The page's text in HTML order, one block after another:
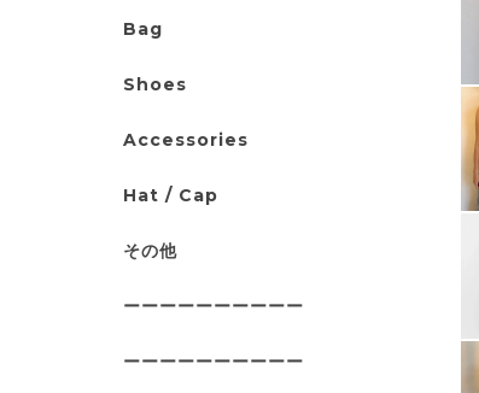
Bag
Shoes
Accessories
Hat / Cap
その他
ーーーーーーーーーー
ーーーーーーーーーー